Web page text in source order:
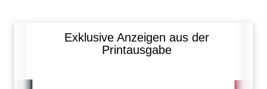
Exklusive Anzeigen aus der
Printausgabe